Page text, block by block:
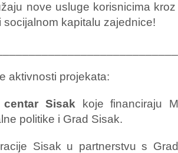
nove usluge korisnicima
kapitalu zajednice!
aktivnosti projekata:
centar Sisak koje financiraju
politike i Grad Sisak.
Sisak u partnerstvu s